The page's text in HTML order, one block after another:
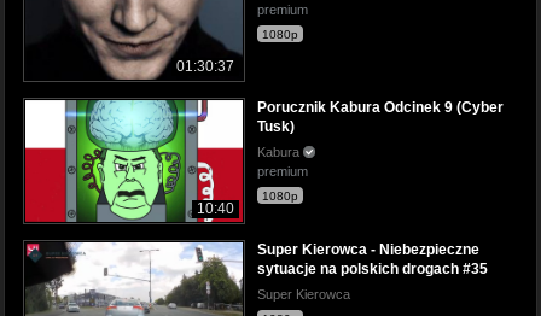
01:30:37
premium
1080p
10:40
Porucznik Kabura Odcinek 9 (Cyber
Tusk)
Kabura
premium
1080p
Super Kierowca - Niebezpieczne
sytuacje na polskich drogach #35
Super Kierowca